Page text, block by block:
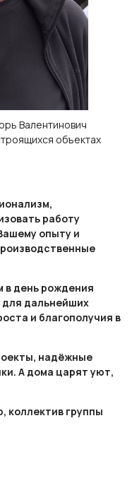
Валентинович
объектах
работу
опыту и
в день рождения
для дальнейших
и благополучия в
надёжные
А дома царят уют,
коллектив группы